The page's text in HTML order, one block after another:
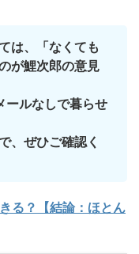
は、「なくても
が鯉次郎の意見
ールなしで暮らせ
、ぜひご確認く
る？【結論：ほとん